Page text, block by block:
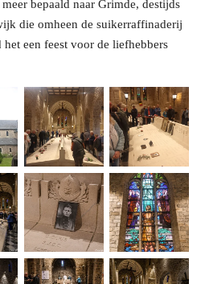
bepaald naar Grimde, destijds
die omheen de suikerraffinaderij
een feest voor de liefhebbers